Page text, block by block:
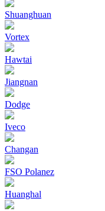
Shuanghuan
Vortex
Hawtai
Jiangnan
Dodge
Iveco
Changan
FSO Polanez
Huanghal